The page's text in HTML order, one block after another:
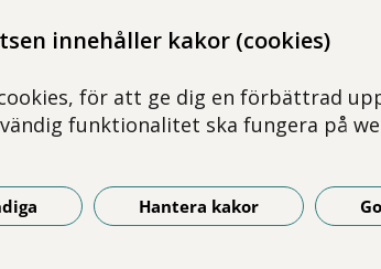
innehåller kakor (cookies)
för att ge dig en förbättrad
funktionalitet ska fungera på
Hantera kakor
Ring oss i stället.